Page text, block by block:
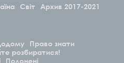
Світ Архив 2017-2021
Право знати
розбиратися!
Полонені